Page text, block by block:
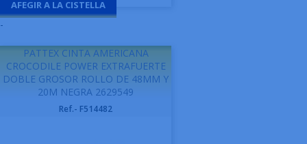
AFEGIR A LA CISTELLA
-
PATTEX CINTA AMERICANA
CROCODILE POWER EXTRAFUERTE
DOBLE GROSOR ROLLO DE 48MM Y
20M NEGRA 2629549
Ref.- F514482